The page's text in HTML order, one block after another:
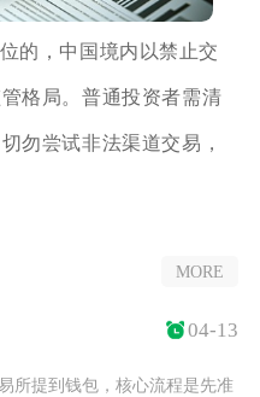
的，中国境内以禁止交
格局。普通投资者需清
勿尝试非法渠道交易，
MORE
04-13
所提到钱包，核心流程是先准